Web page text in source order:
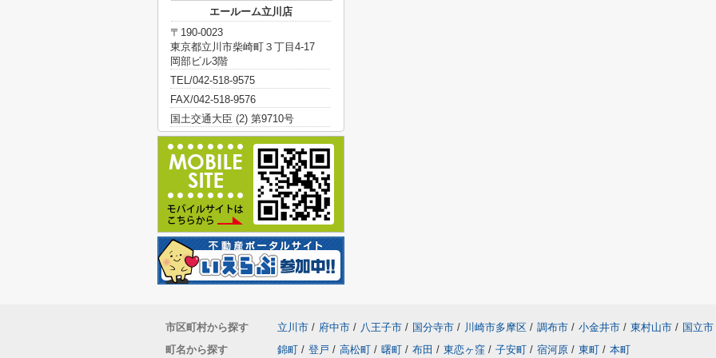
エールーム立川店
〒190-0023
東京都立川市柴崎町３丁目4-17
岡部ビル3階
TEL/042-518-9575
FAX/042-518-9576
国土交通大臣 (2) 第9710号
市区町村から探す 立川市 / 府中市 / 八王子市 / 国分寺市 / 川崎市多摩区 / 調布市 / 小金井市 / 東村山市 / 国立市
町名から探す
錦町 / 登戸 / 高松町 / 曙町 / 布田 / 東恋ヶ窪 / 子安町 / 宿河原 / 東町 / 本町